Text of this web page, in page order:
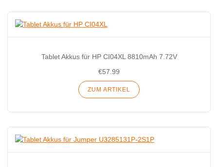
Tablet Akkus für HP CI04XL 8810mAh 7.72V
€57.99
ZUM ARTIKEL